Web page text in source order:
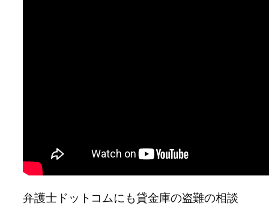
弁護士ドットコムにも貸金庫の盗難の相談